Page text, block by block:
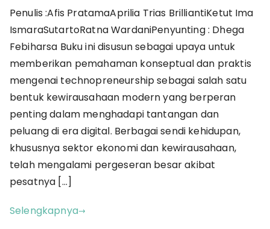
untuk
Pemula
Penulis :Afis PratamaAprilia Trias BrilliantiKetut Ima
IsmaraSutartoRatna WardaniPenyunting : Dhega
Febiharsa Buku ini disusun sebagai upaya untuk
memberikan pemahaman konseptual dan praktis
mengenai technopreneurship sebagai salah satu
bentuk kewirausahaan modern yang berperan
penting dalam menghadapi tantangan dan
peluang di era digital. Berbagai sendi kehidupan,
khususnya sektor ekonomi dan kewirausahaan,
telah mengalami pergeseran besar akibat
pesatnya […]
Selengkapnya